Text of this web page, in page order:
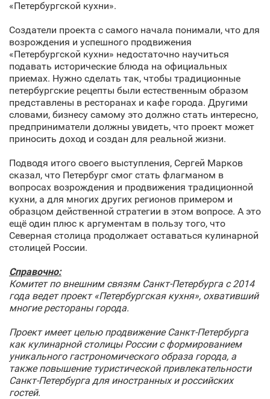
«Петербургской кухни».
Создатели проекта с самого начала понимали, что для
возрождения и успешного продвижения
«Петербургской кухни» недостаточно научиться
подавать исторические блюда на официальных
приемах. Нужно сделать так, чтобы традиционные
петербургские рецепты были естественным образом
представлены в ресторанах и кафе города. Другими
словами, бизнесу самому это должно стать интересно,
предприниматели должны увидеть, что проект может
приносить доход и создан для реальной жизни.
Подводя итого своего выступления, Сергей Марков
сказал, что Петербург смог стать флагманом в
вопросах возрождения и продвижения традиционной
кухни, а для многих других регионов примером и
образцом действенной стратегии в этом вопросе. А это
ещё один плюс к аргументам в пользу того, что
Северная столица продолжает оставаться кулинарной
столицей России.
Справочно:
Комитет по внешним связям Санкт‑Петербурга с 2014
года ведет проект «Петербургская кухня», охвативший
многие рестораны города.
Проект имеет целью продвижение Санкт‑Петербурга
как кулинарной столицы России с формированием
уникального гастрономического образа города, а
также повышение туристической привлекательности
Санкт‑Петербурга для иностранных и российских
гостей.